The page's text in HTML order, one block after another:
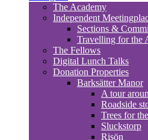
The Academy
Independent
Sections &
Travelling for the
The Fellows
Digital Lunch Talks
Donation Properties
Barksätter Manor
A tour
Roadside
Trees for
Sluckstorp
Risön